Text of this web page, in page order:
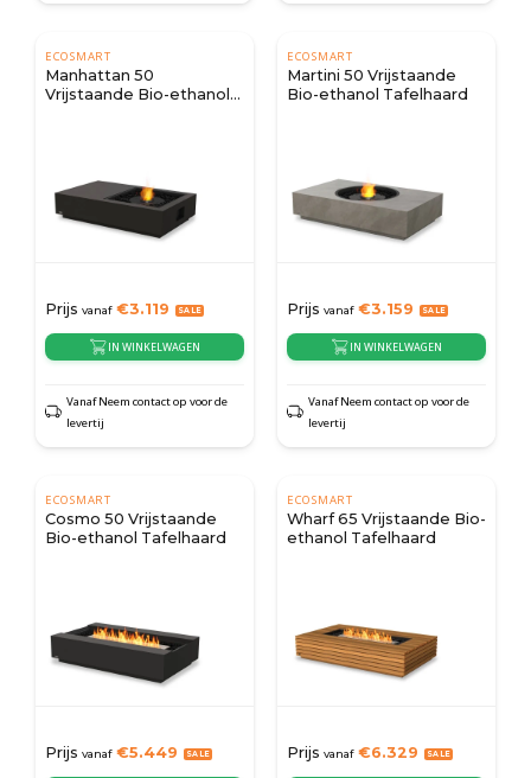
ECOSMART
Manhattan 50
Vrijstaande Bio-ethanol
Prijs vanaf€3.119
IN WINKELWAGEN
Vanaf Neem contact op voor de
levertij
ECOSMART
Martini 50 Vrijstaande
Bio-ethanol Tafelhaard
Prijs vanaf€3.159
IN WINKELWAGEN
Vanaf Neem contact op voor de
levertij
ECOSMART
Cosmo 50 Vrijstaande
Bio-ethanol Tafelhaard
Prijs vanaf€5.449
ECOSMART
Wharf 65 Vrijstaande Bio-
ethanol Tafelhaard
Prijs vanaf€6.329